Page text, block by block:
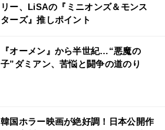
リー、LiSAの『ミニオンズ＆モンス
ターズ』推しポイント
『オーメン』から半世紀…“悪魔の
子”ダミアン、苦悩と闘争の道のり
韓国ホラー映画が絶好調！日本公開作